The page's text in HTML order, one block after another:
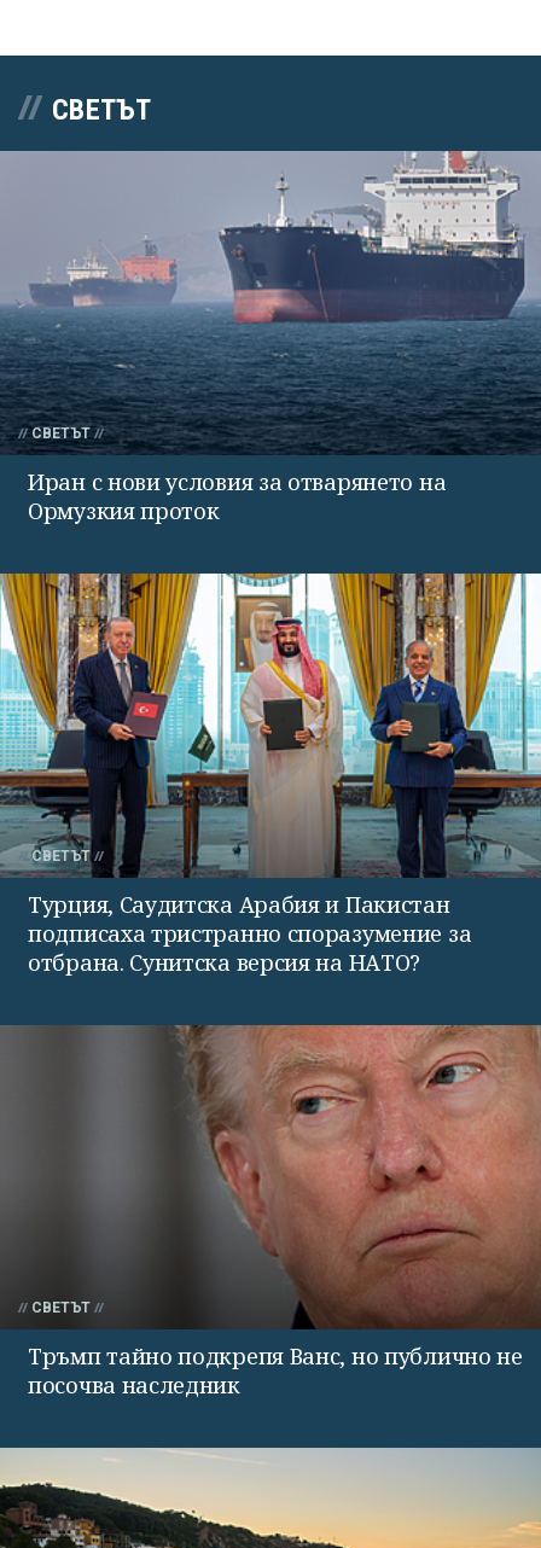
СВЕТЪТ
СВЕТЪТ
Иран с нови условия за отварянето на
Ормузкия проток
СВЕТЪТ
Турция, Саудитска Арабия и Пакистан
подписаха тристранно споразумение за
отбрана. Сунитска версия на НАТО?
СВЕТЪТ
Тръмп тайно подкрепя Ванс, но публично не
посочва наследник